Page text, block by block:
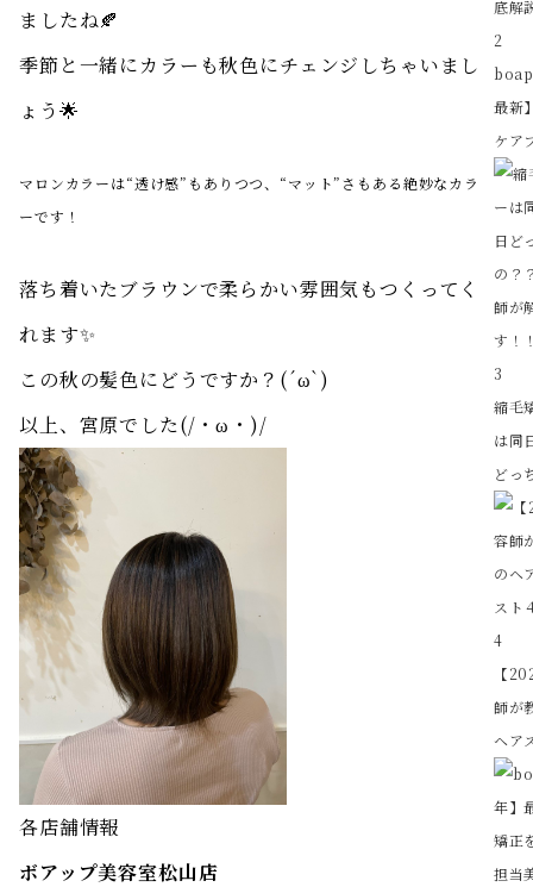
ましたね🍂
季節と一緒にカラーも秋色にチェンジしちゃいまし
ょう🌟
マロンカラーは“透け感”もありつつ、“マット”さもある絶妙なカラ
ーです！
落ち着いたブラウンで柔らかい雰囲気もつくってく
れます✨
この秋の髪色にどうですか？(´ω`)
以上、宮原でした(/・ω・)/
各店舗情報
ボアップ美容室松山店
2
最新
ケア
3
縮毛
は同
どっ
4
【
師が
ヘア